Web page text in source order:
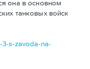
она в основном
танковых войск
s-zavoda-na-